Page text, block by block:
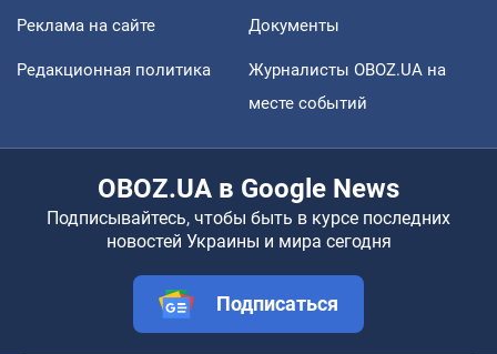
Реклама на сайте Документы
Редакционная политика
Журналисты OBOZ.UA на
месте событий
OBOZ.UA в Google News
Подписывайтесь, чтобы быть в курсе последних
новостей Украины и мира сегодня
Подписаться